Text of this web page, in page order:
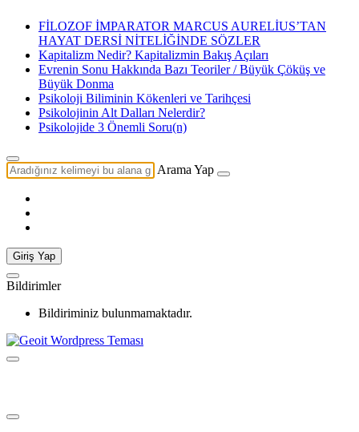
FİLOZOF İMPARATOR MARCUS AURELİUS’TAN
HAYAT DERSİ NİTELİĞİNDE SÖZLER
Kapitalizm Nedir? Kapitalizmin Bakış Açıları
Evrenin Sonu Hakkında Bazı Teoriler / Büyük Çöküş ve
Büyük Donma
Psikoloji Biliminin Kökenleri ve Tarihçesi
Psikolojinin Alt Dalları Nelerdir?
Psikolojide 3 Önemli Soru(n)
Arama Yap
Giriş Yap
Bildirimler
Bildiriminiz bulunmamaktadır.